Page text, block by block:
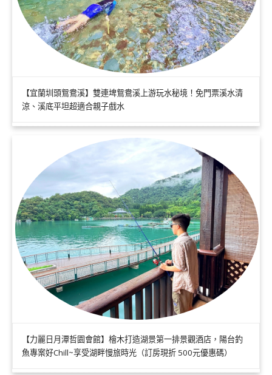
【宜蘭圳頭鴛鴦溪】雙連埤鴛鴦溪上游玩水秘境！免門票溪水清
涼、溪底平坦超適合親子戲水
【力麗日月潭哲園會館】檜木打造湖景第一排景觀酒店，陽台釣
魚專案好Chill~享受湖畔慢旅時光（訂房現折 500元優惠碼）